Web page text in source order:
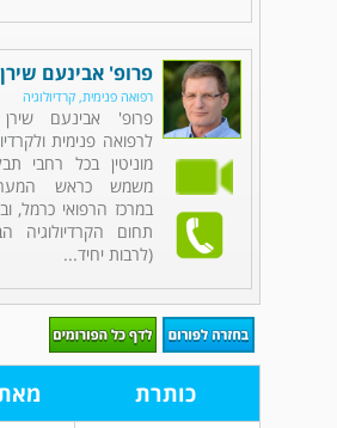
פרופ' אבינעם שירן
רפואה פנימית, קרדיולוגיה
פרופ' אבינעם
לרפואה פנימית
מוניטין בכל רחבי
משמש כראש המערך
במרכז הרפואי כרמל,
תחום הקרדיולוגיה
(לרבות יחיד...
כותרת